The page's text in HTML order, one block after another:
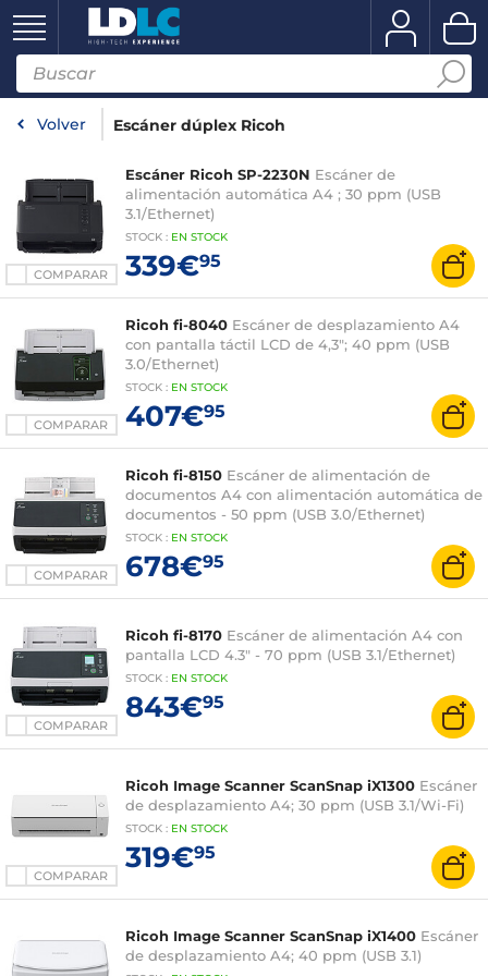
Volver Escáner dúplex Ricoh
COMPARAR
Escáner Ricoh SP-2230N Escáner de
alimentación automática A4 ; 30 ppm (USB
3.1/Ethernet)
STOCK : EN STOCK
339€95
COMPARAR
Ricoh fi-8040 Escáner de desplazamiento A4
con pantalla táctil LCD de 4,3"; 40 ppm (USB
3.0/Ethernet)
STOCK : EN STOCK
407€95
COMPARAR
Ricoh fi-8150 Escáner de alimentación de
documentos A4 con alimentación automática de
documentos - 50 ppm (USB 3.0/Ethernet)
STOCK : EN STOCK
678€95
COMPARAR
Ricoh fi-8170 Escáner de alimentación A4 con
pantalla LCD 4.3" - 70 ppm (USB 3.1/Ethernet)
STOCK : EN STOCK
843€95
COMPARAR
Ricoh Image Scanner ScanSnap iX1300 Escáner
de desplazamiento A4; 30 ppm (USB 3.1/Wi-Fi)
STOCK : EN STOCK
319€95
Ricoh Image Scanner ScanSnap iX1400 Escáner
de desplazamiento A4; 40 ppm (USB 3.1)